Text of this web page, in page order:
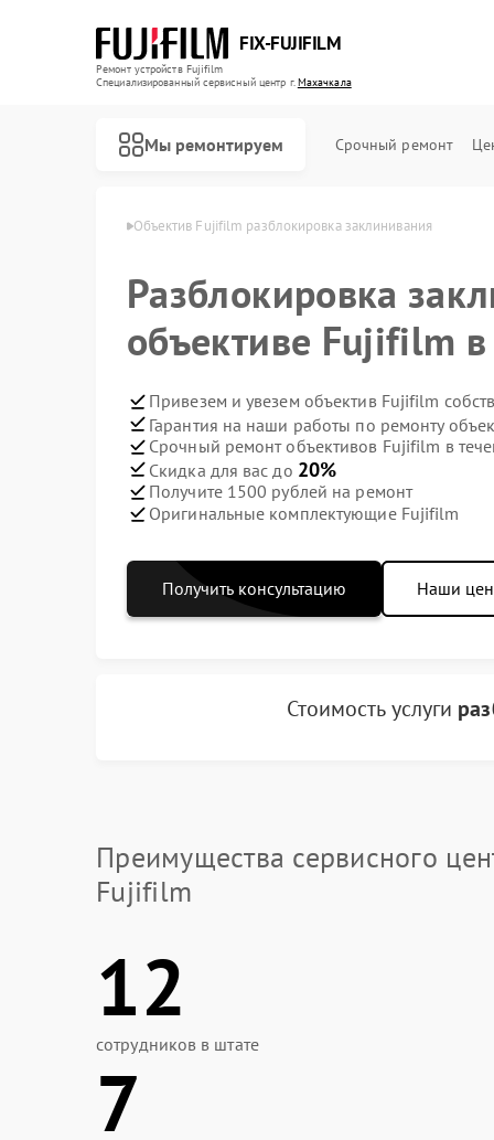
FIX-FUJIFILM
Ремонт устройств Fujifilm
Специализированный cервисный центр г.Махачкала
Мы ремонтируем Срочный ремонт
Объектив Fujifilm разблокировка заклинивания
Разблокировка
объективе Fujifilm
Привезем и увезем объектив Fujifilm
Гарантия на наши работы по ремонту
Срочный ремонт объективов Fujifilm в
Скидка для вас до 20%
Получите 1500 рублей на ремонт
Оригинальные комплектующие Fujifilm
Получить консультацию Наши
Стоимость услуги
Преимущества сервисного
Fujifilm
12
сотрудников в штате
7